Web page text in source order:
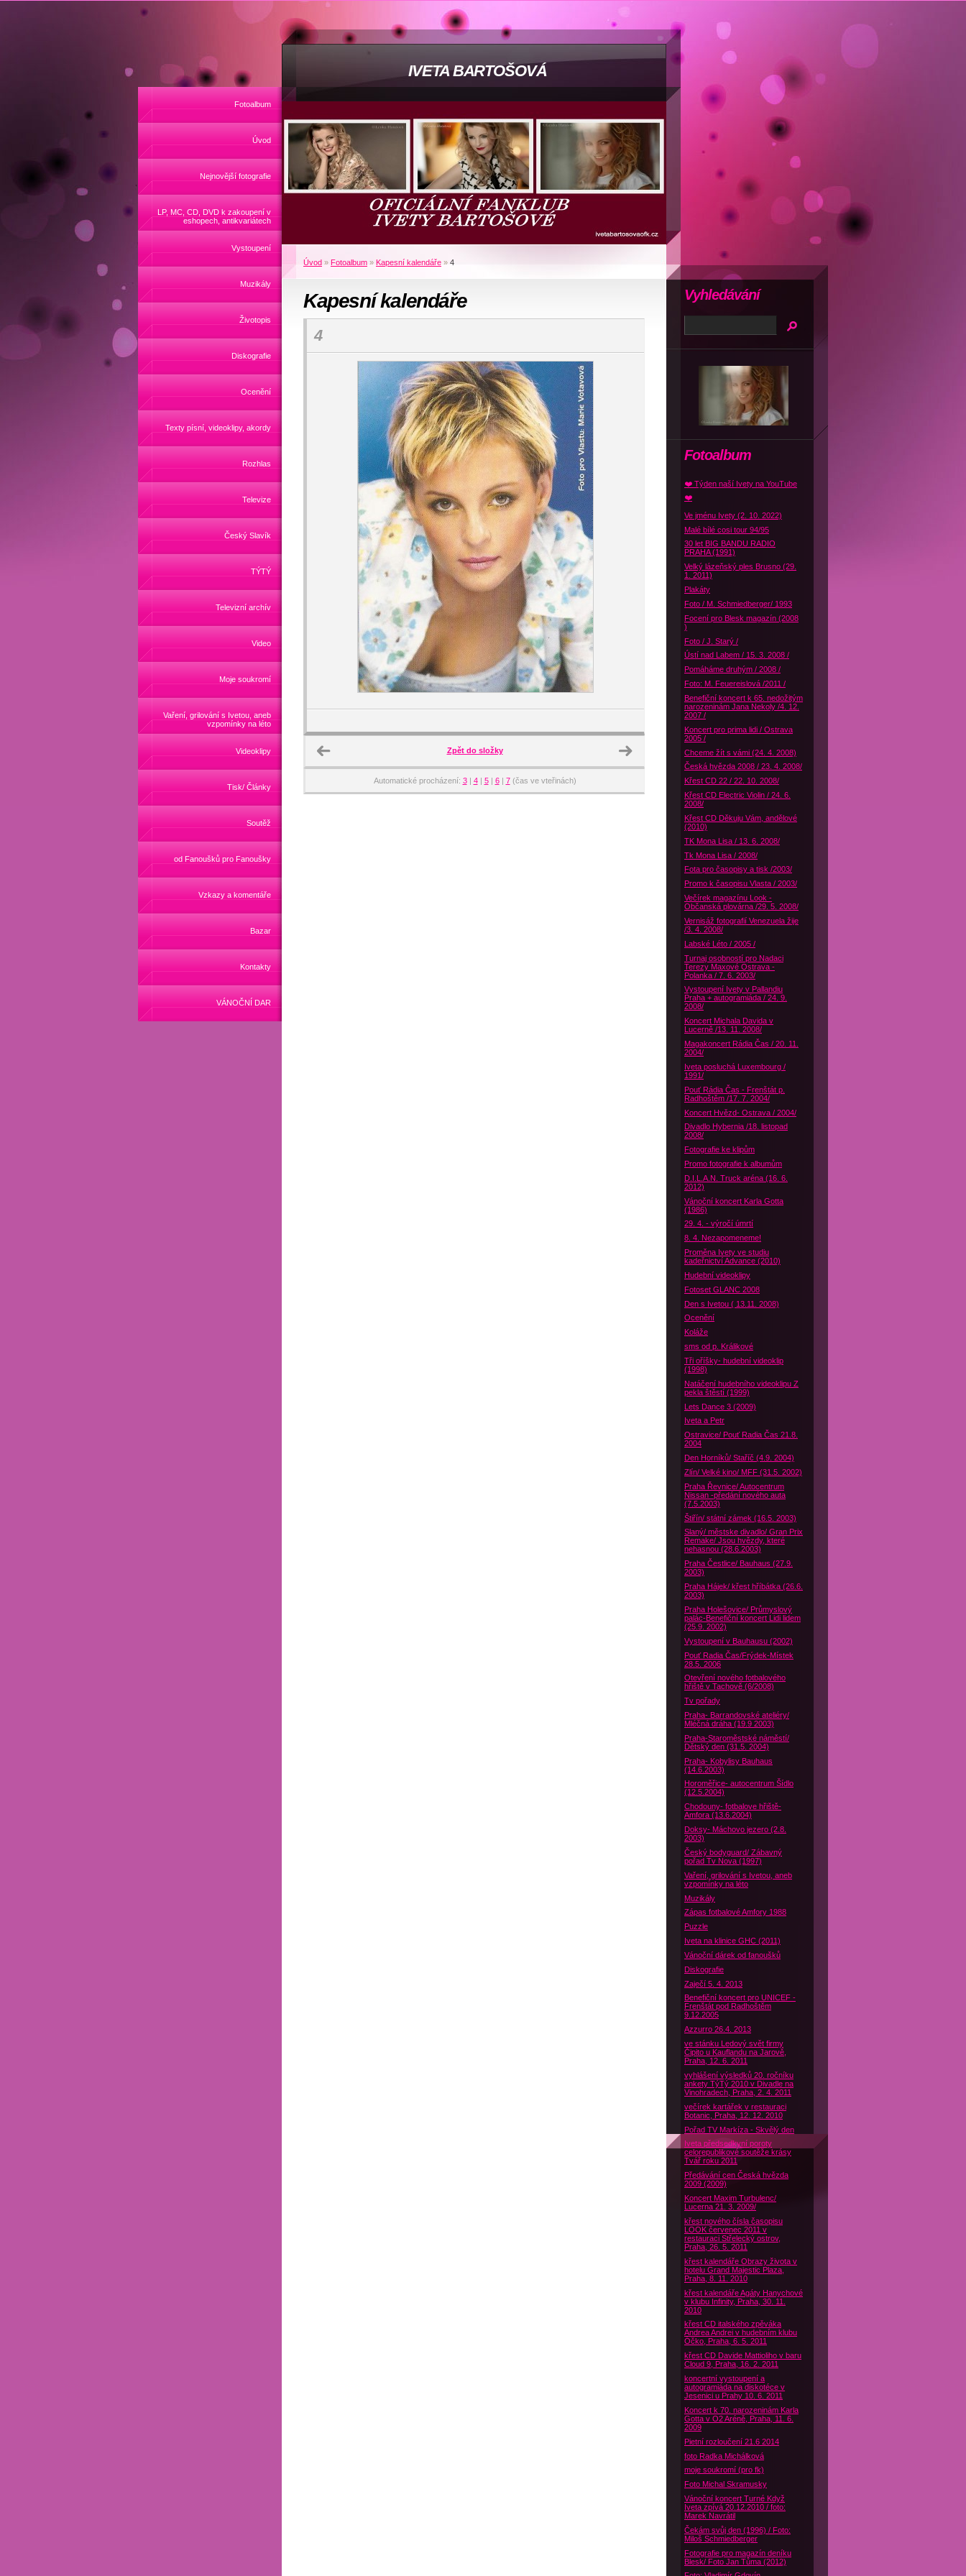
IVETA BARTOŠOVÁ
Fotoalbum
Úvod
Nejnovější fotografie
LP, MC, CD, DVD k zakoupení v
eshopech, antikvariátech
Vystoupení
Muzikály
Životopis
Diskografie
Ocenění
Texty písní, videoklipy, akordy
Rozhlas
Televize
Český Slavík
TÝTÝ
Televizní archív
Video
Moje soukromí
Vaření, grilování s Ivetou, aneb
vzpomínky na léto
Videoklipy
Tisk/ Články
Soutěž
od Fanoušků pro Fanoušky
Vzkazy a komentáře
Bazar
Kontakty
VÁNOČNÍ DAR
Úvod » Fotoalbum » Kapesní kalendáře » 4
Kapesní kalendáře
4
Zpět do složky
Automatické procházení: 3| 4| 5| 6| 7(čas ve vteřinách)
Fotoalbum
❤️ Týden naší Ivety na YouTube
❤️
Ve jménu Ivety (2. 10. 2022)
Malé bílé cosi tour 94/95
30 let BIG BANDU RADIO
PRAHA (1991)
Velký lázeňský ples Brusno (29.
1. 2011)
Plakáty
Foto / M. Schmiedberger/ 1993
Focení pro Blesk magazín (2008
)
Foto / J. Starý /
Ústí nad Labem / 15. 3. 2008 /
Pomáháme druhým / 2008 /
Foto: M. Feuereislová /2011 /
Benefiční koncert k 65. nedožitým
narozeninám Jana Nekoly /4. 12.
2007 /
Koncert pro prima lidi / Ostrava
2005 /
Chceme žít s vámi (24. 4. 2008)
Česká hvězda 2008 / 23. 4. 2008/
Křest CD 22 / 22. 10. 2008/
Křest CD Electric Violin / 24. 6.
2008/
Křest CD Děkuju Vám, andělové
(2010)
TK Mona Lisa / 13. 6. 2008/
Tk Mona Lisa / 2008/
Fota pro časopisy a tisk /2003/
Promo k časopisu Vlasta / 2003/
Večírek magazínu Look -
Občanská plovárna /29. 5. 2008/
Vernisáž fotografií Venezuela žije
/3. 4. 2008/
Labské Léto / 2005 /
Turnaj osobností pro Nadaci
Terezy Maxové Ostrava -
Polanka / 7. 6. 2003/
Vystoupení Ivety v Pallandiu
Praha + autogramiáda / 24. 9.
2008/
Koncert Michala Davida v
Lucerně /13. 11. 2008/
Magakoncert Rádia Čas / 20. 11.
2004/
Iveta posluchá Luxembourg /
1991/
Pouť Rádia Čas - Frenštát p.
Radhoštěm /17. 7. 2004/
Koncert Hvězd- Ostrava / 2004/
Divadlo Hybernia /18. listopad
2008/
Fotografie ke klipům
Promo fotografie k albumům
D.I.L.A.N. Truck aréna (16. 6.
2012)
Vánoční koncert Karla Gotta
(1986)
29. 4. - výročí úmrtí
8. 4. Nezapomeneme!
Proměna Ivety ve studiu
kadeřnictví Advance (2010)
Hudební videoklipy
Fotoset GLANC 2008
Den s Ivetou ( 13.11. 2008)
Ocenění
Koláže
sms od p. Králikové
Tři oříšky- hudební videoklip
(1998)
Natáčení hudebního videoklipu Z
pekla štěstí (1999)
Lets Dance 3 (2009)
Iveta a Petr
Ostravice/ Pouť Radia Čas 21.8.
2004
Den Horníků/ Staříč (4.9. 2004)
Zlín/ Velké kino/ MFF (31.5. 2002)
Praha Řevnice/ Autocentrum
Nissan -předání nového auta
(7.5.2003)
Štiřín/ státní zámek (16.5. 2003)
Slaný/ městske divadlo/ Gran Prix
Remake/ Jsou hvězdy, které
nehasnou (28.6.2003)
Praha Čestlice/ Bauhaus (27.9.
2003)
Praha Hájek/ křest hříbátka (26.6.
2003)
Praha Holešovice/ Průmyslový
palác-Benefiční koncert Lidi lidem
(25.9. 2002)
Vystoupení v Bauhausu (2002)
Pouť Radia Čas/Frýdek-Místek
28.5. 2006
Otevření nového fotbalového
hřiště v Tachově (6/2008)
Tv pořady
Praha- Barrandovské ateliéry/
Mléčná dráha (19.9 2003)
Praha-Staroměstské náměstí/
Dětský den (31.5. 2004)
Praha- Kobylisy Bauhaus
(14.6.2003)
Horoměřice- autocentrum Šídlo
(12.5.2004)
Chodouny- fotbalove hřiště-
Amfora (13.6.2004)
Doksy- Máchovo jezero (2.8.
2003)
Český bodyguard/ Zábavný
pořad Tv Nova (1997)
Vaření, grilování s Ivetou, aneb
vzpomínky na léto
Muzikály
Zápas fotbalové Amfory 1988
Puzzle
Iveta na klinice GHC (2011)
Vánoční dárek od fanoušků
Diskografie
Zaječí 5. 4. 2013
Benefiční koncert pro UNICEF -
Frenštát pod Radhoštěm
9.12.2005
Azzurro 26.4. 2013
ve stánku Ledový svět firmy
Čipito u Kauflandu na Jarově,
Praha, 12. 6. 2011
vyhlášení výsledků 20. ročníku
ankety TýTý 2010 v Divadle na
Vinohradech, Praha, 2. 4. 2011
večírek kartářek v restauraci
Botanic, Praha, 12. 12. 2010
Pořad TV Markíza - Skvělý den
Iveta předsedkyní poroty
celorepublikové soutěže krásy
Tvář roku 2011
Předávání cen Česká hvězda
2009 (2009)
Koncert Maxim Turbulenc/
Lucerna 21. 3. 2009/
křest nového čísla časopisu
LOOK červenec 2011 v
restauraci Střelecký ostrov,
Praha, 26. 5. 2011
křest kalendáře Obrazy života v
hotelu Grand Majestic Plaza,
Praha, 8. 11. 2010
křest kalendáře Agáty Hanychové
v klubu Infinity, Praha, 30. 11.
2010
křest CD italského zpěváka
Andrea Andrei v hudebním klubu
Óčko, Praha, 6. 5. 2011
křest CD Davide Mattioliho v baru
Cloud 9, Praha, 16. 2. 2011
koncertní vystoupení a
autogramiáda na diskotéce v
Jesenici u Prahy 10. 6. 2011
Koncert k 70. narozeninám Karla
Gotta v O2 Aréně, Praha, 11. 6.
2009
Pietní rozloučení 21.6 2014
foto Radka Michálková
moje soukromí (pro fk)
Foto Michal Skramusky
Vánoční koncert Turné Když
Iveta zpívá 20.12.2010 / foto:
Marek Navrátil
Čekám svůj den (1996) / Foto:
Miloš Schmiedberger
Fotografie pro magazín deníku
Blesk/ Foto Jan Tůma (2012)
Vyhledávání